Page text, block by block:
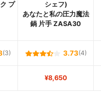
プ
シェフ)
あなたと私の圧力魔法
鍋 片手 ZASA30
(3) 3.73(4)
¥8,650